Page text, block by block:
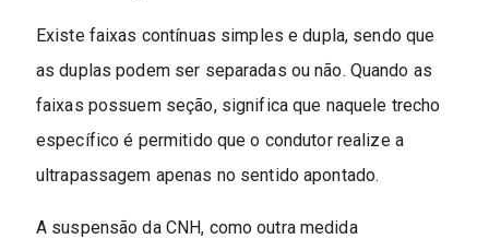
Existe faixas contínuas simples e dupla, sendo que
as duplas podem ser separadas ou não. Quando as
faixas possuem seção, significa que naquele trecho
específico é permitido que o condutor realize a
ultrapassagem apenas no sentido apontado.
A suspensão da CNH, como outra medida